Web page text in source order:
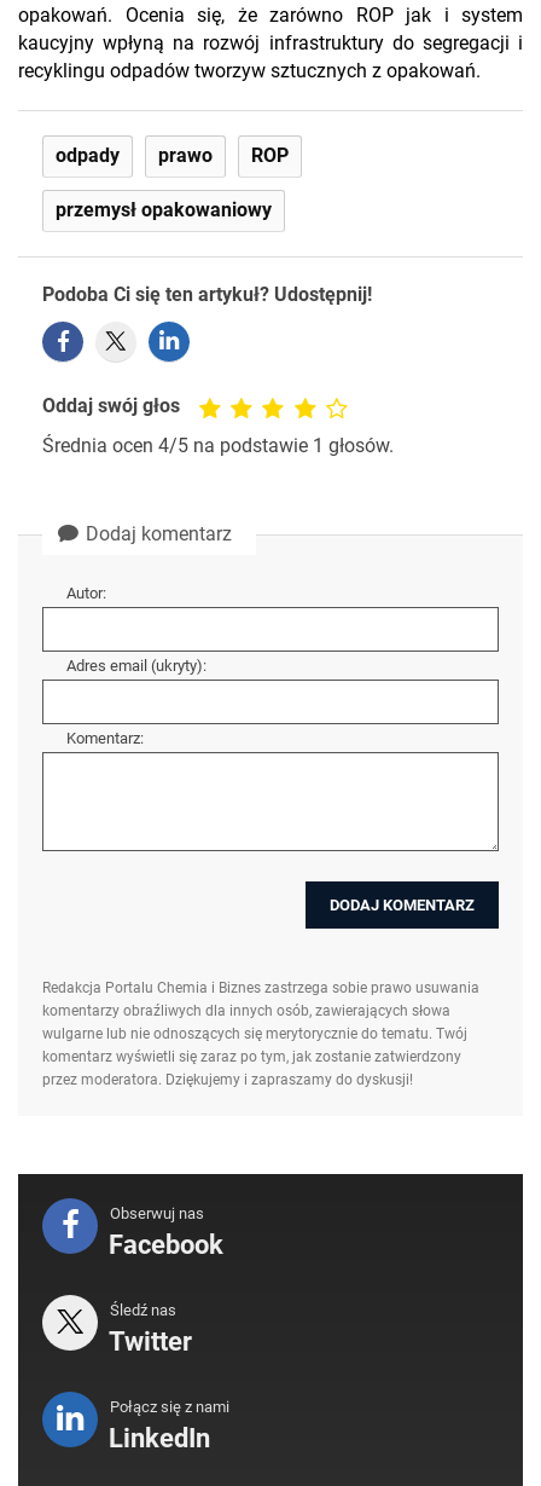
opakowań. Ocenia się, że zarówno ROP jak i system
kaucyjny wpłyną na rozwój infrastruktury do segregacji i
recyklingu odpadów tworzyw sztucznych z opakowań.
odpady prawo ROP
przemysł opakowaniowy
Podoba Ci się ten artykuł? Udostępnij!
Oddaj swój głos
Średnia ocen 4/5 na podstawie 1 głosów.
Dodaj komentarz
Autor:
Adres email (ukryty):
Komentarz:
Redakcja Portalu Chemia i Biznes zastrzega sobie prawo usuwania
komentarzy obraźliwych dla innych osób, zawierających słowa
wulgarne lub nie odnoszących się merytorycznie do tematu. Twój
komentarz wyświetli się zaraz po tym, jak zostanie zatwierdzony
przez moderatora. Dziękujemy i zapraszamy do dyskusji!
Obserwuj nas
Facebook
Śledź nas
Twitter
Połącz się z nami
LinkedIn